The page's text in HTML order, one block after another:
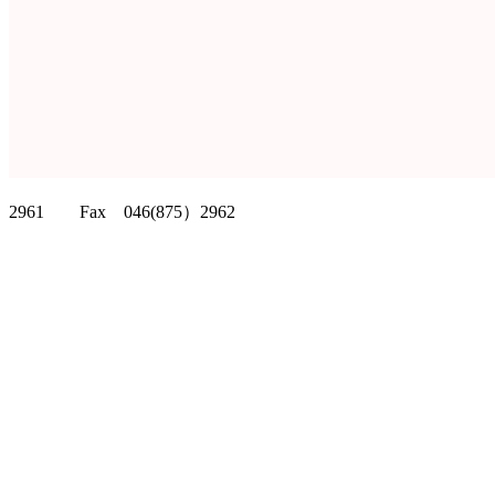
2961 Fax 046(875）2962